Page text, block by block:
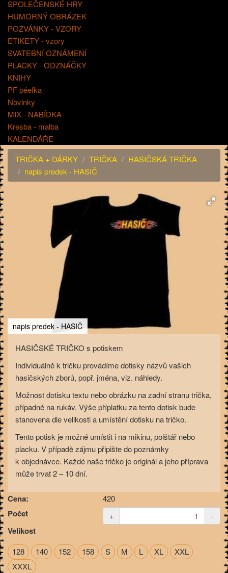
SPOLEČENSKÉ HRY
HUMORNÝ OBRÁZEK
POZVÁNKY - VZORY
ETIKETY - vzory
SVATEBNÍ OZNÁMENÍ
PLACKY - ODZNÁČKY
KNIHY
PF péefka
Novinky
MIX - NABÍDKA
Kresba - malba
KALENDÁŘE
TRIČKA + DÁRKY
TRIČKA
HASIČSKÁ TRIČKA
napis predek - HASIČ
napis predek - HASIČ
HASIČSKÉ TRIČKO s potiskem
Individuálně k tričku provádíme dotisky názvů vašich
hasičských zborů, popř. jména, viz. náhledy.
Možnost dotisku textu nebo obrázku na zadní stranu trička,
případně na rukáv. Výše příplatku za tento dotisk bude
stanovena dle velikosti a umístění dotisku na tričko.
Tento potisk je možné umístit i na mikinu, polštář nebo
placku. V případě zájmu připište do poznámky
k objednávce. Každé naše tričko je originál a jeho příprava
může trvat 2 – 10 dní.
Cena: 420
Počet + -
Velikost
128 140 152 158 S M L XL
XXL
XXXL